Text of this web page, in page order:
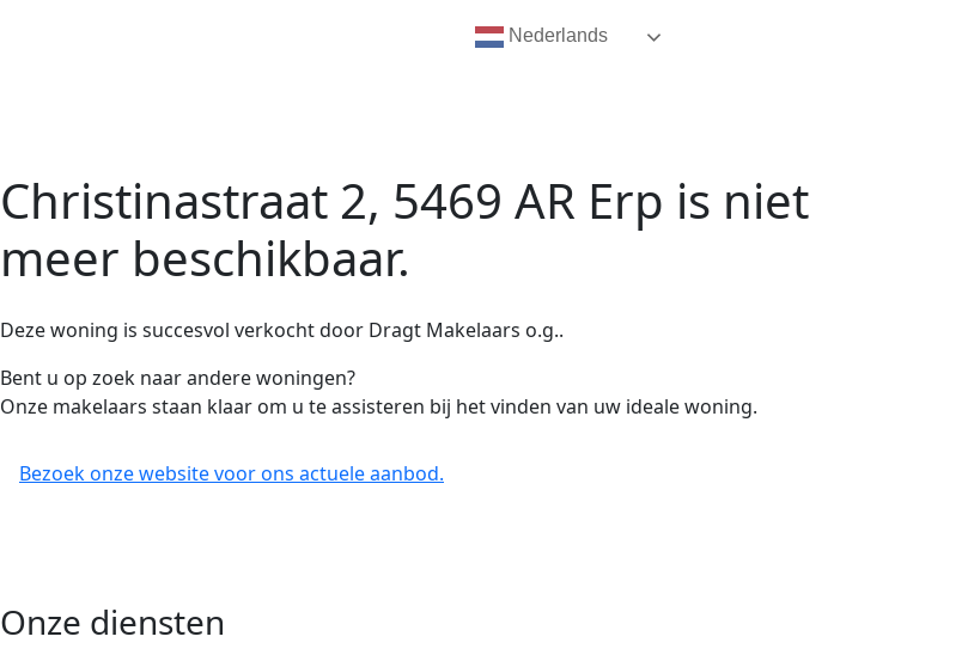
Christinastraat 2, 5469 AR Erp is niet
meer beschikbaar.
Deze woning is succesvol verkocht door Dragt Makelaars o.g..
Bent u op zoek naar andere woningen?
Onze makelaars staan klaar om u te assisteren bij het vinden van uw ideale woning.
Bezoek onze website voor ons actuele aanbod.
Onze diensten
Nederlands